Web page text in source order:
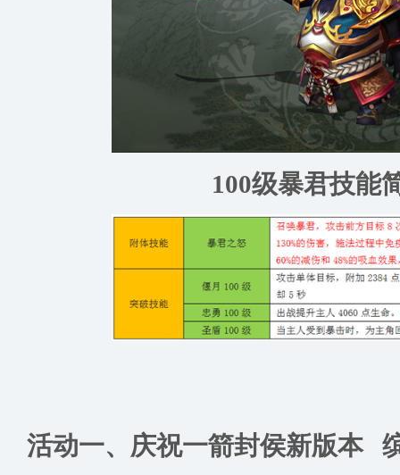
100级暴君技能
活动一、庆祝一箭封侯新版本